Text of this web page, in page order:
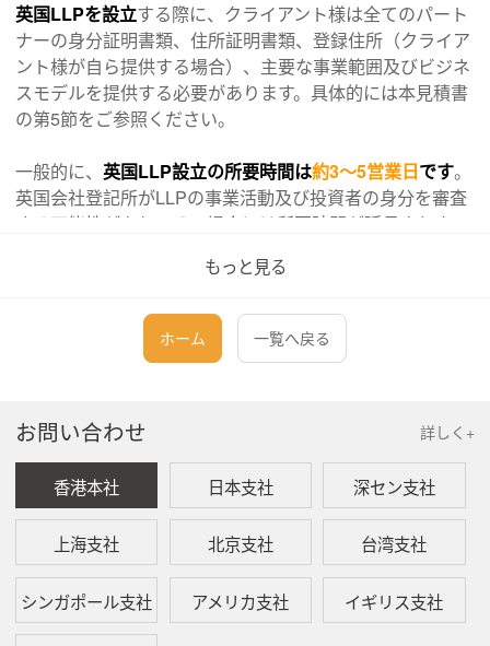
英国LLPを設立する際に、クライアント様は全てのパート
ナーの身分証明書類、住所証明書類、登録住所（クライア
ント様が自ら提供する場合）、主要な事業範囲及びビジネ
スモデルを提供する必要があります。具体的には本見積書
の第5節をご参照ください。
一般的に、 英国LLP設立の所要時間は約3～5営業日です。
英国会社登記所がLLPの事業活動及び投資者の身分を審査
する可能性があり、その場合には所要時間が延長されま
LLPに適用されます。クライアント様の英国LLPがライセ
ンス・許可の別途申請が必要である場合、当事務所は相応
本見積書はあくまでも参考用であり、実際の費用は当事務
所が最終的に提供された見積りを基準とします。
設立サービスと費用
当事務所が代理して英国LLPを設立するサービス費用は
1000ポンド です（政府への申請料を含む）。具体的には以
下のサービスが含まれます。
もっと見る
ホーム 一覧へ戻る
詳しく+
お問い合わせ
香港本社 日本支社 深セン支社
上海支社 北京支社 台湾支社
シンガポール支社 アメリカ支社 イギリス支社